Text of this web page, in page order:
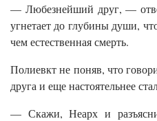
— Любезнейший друг, —
угнетает до глубины души,
чем естественная смерть.
Полиевкт не поняв, что
друга и еще настоятельнее
— Скажи, Неарх и